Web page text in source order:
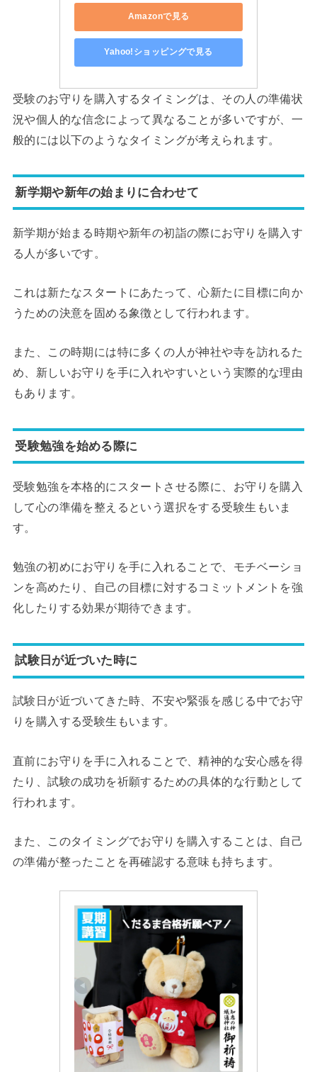
Amazonで見る
Yahoo!ショッピングで見る
受験のお守りを購入するタイミングは、その人の準備状
況や個人的な信念によって異なることが多いですが、一
般的には以下のようなタイミングが考えられます。
新学期や新年の始まりに合わせて
新学期が始まる時期や新年の初詣の際にお守りを購入す
る人が多いです。
これは新たなスタートにあたって、心新たに目標に向か
うための決意を固める象徴として行われます。
また、この時期には特に多くの人が神社や寺を訪れるた
め、新しいお守りを手に入れやすいという実際的な理由
もあります。
受験勉強を始める際に
受験勉強を本格的にスタートさせる際に、お守りを購入
して心の準備を整えるという選択をする受験生もいま
す。
勉強の初めにお守りを手に入れることで、モチベーショ
ンを高めたり、自己の目標に対するコミットメントを強
化したりする効果が期待できます。
試験日が近づいた時に
試験日が近づいてきた時、不安や緊張を感じる中でお守
りを購入する受験生もいます。
直前にお守りを手に入れることで、精神的な安心感を得
たり、試験の成功を祈願するための具体的な行動として
行われます。
また、このタイミングでお守りを購入することは、自己
の準備が整ったことを再確認する意味も持ちます。